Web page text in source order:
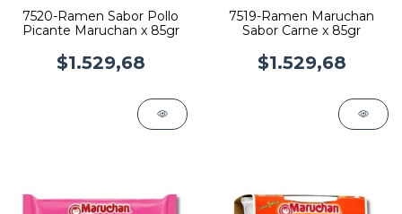
7520-Ramen Sabor Pollo
Picante Maruchan x 85gr
$1.529,68
7519-Ramen Maruchan
Sabor Carne x 85gr
$1.529,68